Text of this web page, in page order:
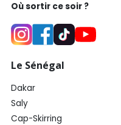
Où sortir ce soir ?
Le Sénégal
Dakar
Saly
Cap-Skirring